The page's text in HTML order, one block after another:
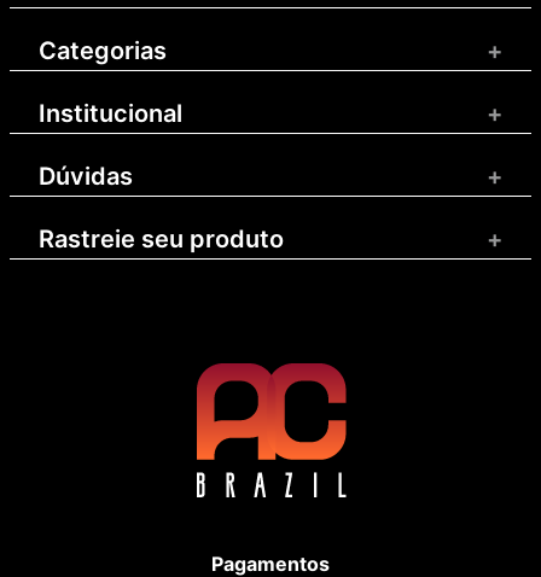
Categorias +
Institucional +
Dúvidas +
Rastreie seu produto +
Pagamentos